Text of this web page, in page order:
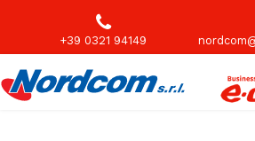
+39 0321 94149